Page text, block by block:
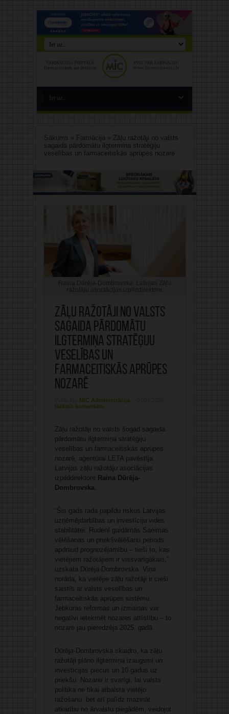
Sākums » Farmācija» Zāļu ražotāji no valsts
sagaida pārdomātu ilgtermiņa stratēģiju
veselības un farmaceitiskās aprūpes nozarē
Zāļu ražotāji no valsts
sagaida pārdomātu
ilgtermiņa stratēģiju
veselības un
farmaceitiskās aprūpes
nozarē
MIC Administrācija
Rakstīt komentāru
Zāļu ražotāji no valsts šogad sagaida
pārdomātu ilgtermiņa stratēģiju
veselības un farmaceitiskās aprūpes
nozarē, aģentūrai LETA pavēstīja
Latvijas zāļu ražotāju asociācijas
izpilddirektore Raina Dūrēja-
Dombrovska
“Šis gads rada papildu riskus Latvijas
uzņēmējdarbības un investīciju vides
stabilitātei. Rudenī gaidāmās Saeimas
vēlēšanas un priekšvēlēšanu periods
apdraud prognozējamību – tieši to, kas
vietējiem ražotājiem ir vissvarīgākais,”
uzskata Dūrēja-Dombrovska. Viņa
norāda, ka vietējie zāļu ražotāji ir cieši
saistīti ar valsts veselības un
farmaceitiskās aprūpes sistēmu.
Jebkuras reformas un izmaiņas var
negatīvi ietekmēt nozares attīstību – to
nozare jau pieredzēja 2025. gadā.
Dūrēja-Dombrovska skaidro, ka zāļu
ražotāji plāno ilgtermiņa izaugsmi un
investīcijas piecus un 10 gadus uz
priekšu. Nozarei ir svarīgi, lai valsts
politika ne tikai atbalsta vietējo
ražošanu, bet arī palīdz mazināt
atkarību no ārvalstu piegādēm, veidojot